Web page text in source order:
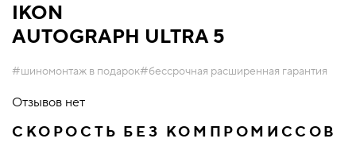
IKON
AUTOGRAPH ULTRA 5
#шиномонтаж в подарок#бессрочная расширенная гарантия
Отзывов нет
СКОРОСТЬ БЕЗ КОМПРОМИССОВ